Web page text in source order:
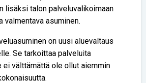
lisäksi talon palveluvalikoimaan
valmentava asuminen.
on uusi aluevaltaus
Se tarkoittaa palveluita
ei välttämättä ole ollut aiemmin